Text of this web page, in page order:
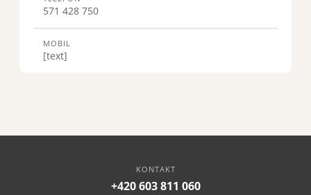
571 428 750
MOBIL
[text]
KONTAKT
+420 603 811 060